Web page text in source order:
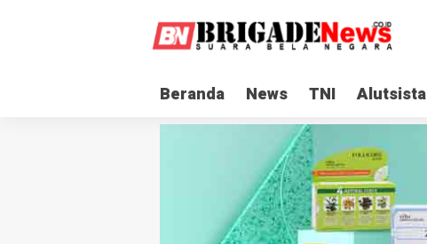
Beranda News TNI Alutsista